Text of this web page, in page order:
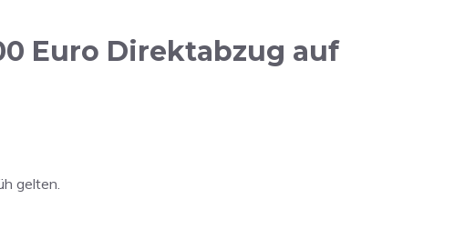
Euro Direktabzug auf
gelten.